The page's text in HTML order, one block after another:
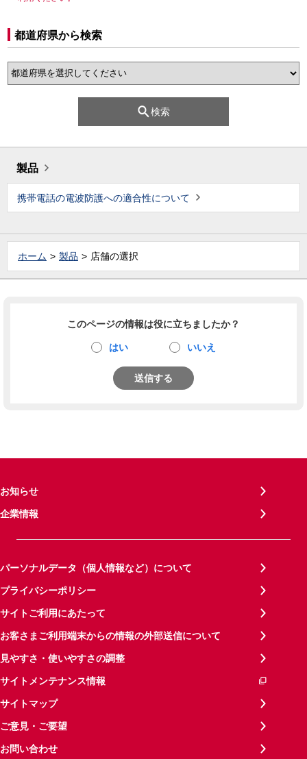
都道府県から検索
検索
製品
携帯電話の電波防護への適合性について
ホーム 製品 店舗の選択
このページの情報は役に立ちましたか？
はい いいえ
送信する
お知らせ
企業情報
パーソナルデータ（個人情報など）について
プライバシーポリシー
サイトご利用にあたって
お客さまご利用端末からの情報の外部送信について
見やすさ・使いやすさの調整
サイトメンテナンス情報
サイトマップ
ご意見・ご要望
お問い合わせ